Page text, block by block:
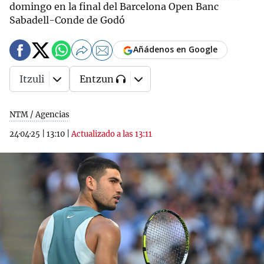
domingo en la final del Barcelona Open Banc
Sabadell-Conde de Godó
NTM / Agencias
24·04·25
13:10 |Actualizado a las 13:11
Añádenos en Google
Itzuli Entzun